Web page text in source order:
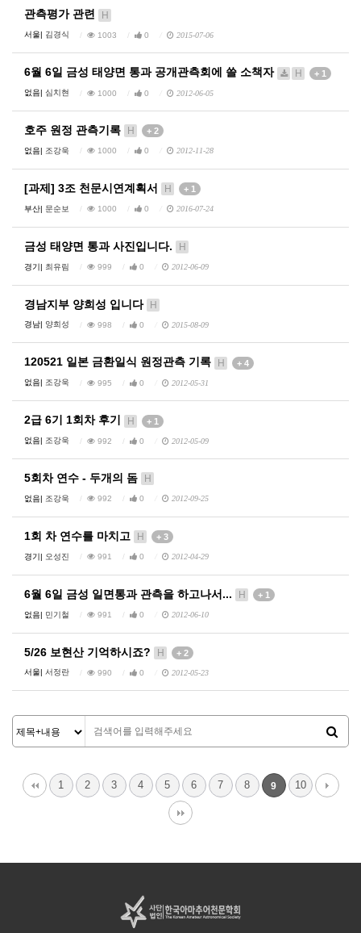
관측평가 관련 H
서울| 김경식 1003 0 2015-07-06
6월 6일 금성 태양면 통과 공개관측회에 쓸 소책자 H + 1
없음| 심치현 1000 0 2012-06-05
호주 원정 관측기록 H + 2
없음| 조강욱 1000 0 2012-11-28
[과제] 3조 천문시연계획서 H + 1
부산| 문순보 1000 0 2016-07-24
금성 태양면 통과 사진입니다. H
경기| 최유림 999 0 2012-06-09
경남지부 양희성 입니다 H
경남| 양희성 998 0 2015-08-09
120521 일본 금환일식 원정관측 기록 H + 4
없음| 조강욱 995 0 2012-05-31
2급 6기 1회차 후기 H + 1
없음| 조강욱 992 0 2012-05-09
5회차 연수 - 두개의 돔 H
없음| 조강욱 992 0 2012-09-25
1회 차 연수를 마치고 H + 3
경기| 오성진 991 0 2012-04-29
6월 6일 금성 일면통과 관측을 하고나서... H + 1
없음| 민기철 991 0 2012-06-10
5/26 보현산 기억하시죠? H + 2
서울| 서정란 990 0 2012-05-23
1 2 3 4 5 6 7 8 9 10